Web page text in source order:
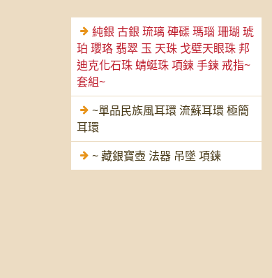
純銀 古銀 琉璃 硨磲 瑪瑙 珊瑚 琥
珀 瓔珞 翡翠 玉 天珠 戈壁天眼珠 邦
迪克化石珠 蜻蜓珠 項鍊 手鍊 戒指~
套組~
~單品民族風耳環 流蘇耳環 極簡
耳環
~ 藏銀寶壺 法器 吊墜 項鍊